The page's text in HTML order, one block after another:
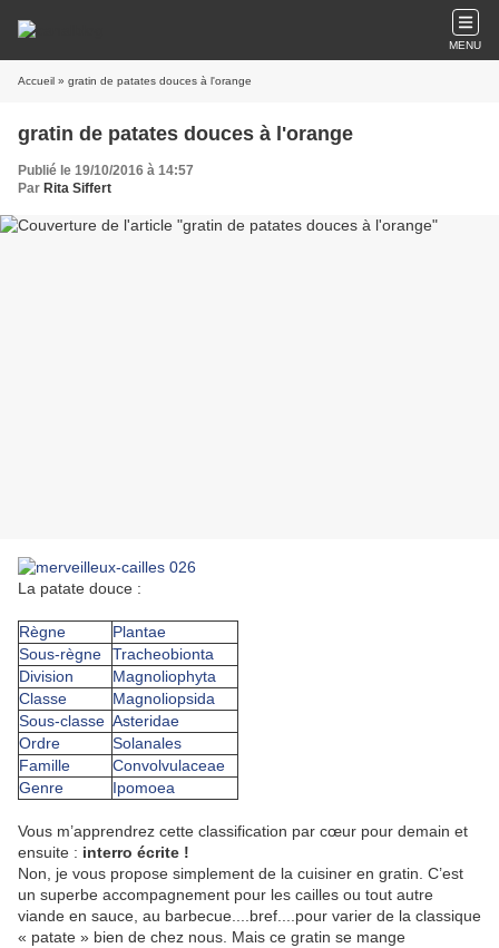
MENU
Accueil » gratin de patates douces à l'orange
gratin de patates douces à l'orange
Publié le 19/10/2016 à 14:57
Par Rita Siffert
La patate douce :
Règne
Plantae
Sous-règne
Tracheobionta
Division
Magnoliophyta
Classe
Magnoliopsida
Sous-classe Asteridae
Ordre
Solanales
Famille
Convolvulaceae
Genre
Ipomoea
Vous m’apprendrez cette classification par cœur pour demain et
ensuite : interro écrite !
Non, je vous propose simplement de la cuisiner en gratin. C’est
un superbe accompagnement pour les cailles ou tout autre
viande en sauce, au barbecue....bref....pour varier de la classique
« patate » bien de chez nous. Mais ce gratin se mange